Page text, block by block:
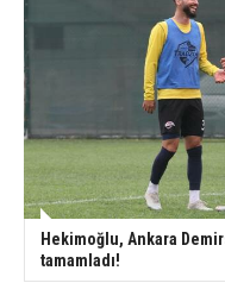
Hekimoğlu, Ankara
tamamladı!